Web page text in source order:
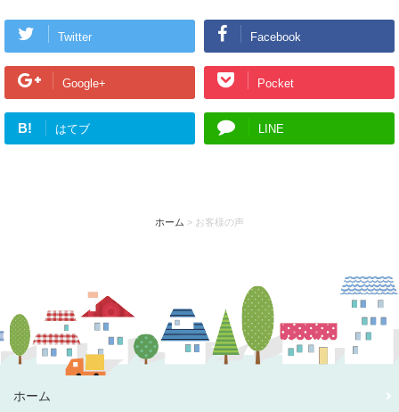
一つはっきり言えるのは高かろう悪かろうです。
Twitter Facebook
Google+ Pocket
B! はてブ LINE
ホーム > お客様の声
ホーム